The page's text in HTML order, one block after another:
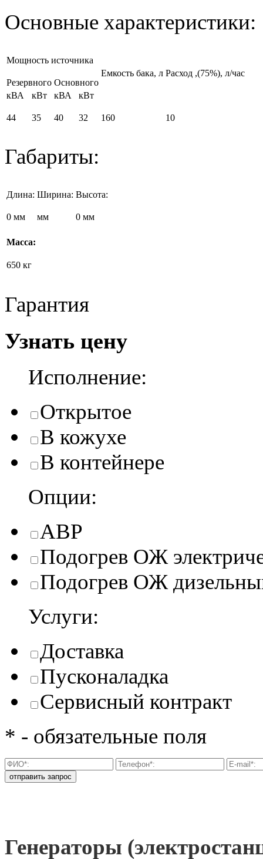
Основные характеристики:
Мощность источника
Емкость бака, л Расход ,(75%), л/час
Резервного Основного
кВА
кВт кВА кВт
44 35 40 32 160 10
Габариты:
Длина: Ширина: Высота:
0 мм мм 0 мм
Масса:
650 кг
Гарантия
Узнать цену
Исполнение:
Открытое
В кожухе
В контейнере
Опции:
АВР
Подогрев ОЖ
Подогрев ОЖ
Услуги:
Доставка
Пусконаладка
Сервисный контракт
* - обязательные поля
Генераторы